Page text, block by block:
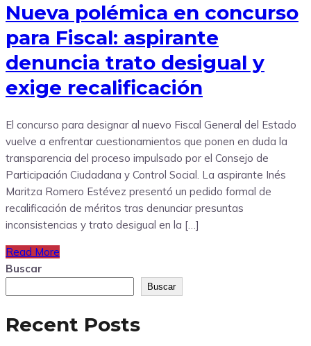
Nueva polémica en concurso
para Fiscal: aspirante
denuncia trato desigual y
exige recalificación
El concurso para designar al nuevo Fiscal General del Estado
vuelve a enfrentar cuestionamientos que ponen en duda la
transparencia del proceso impulsado por el Consejo de
Participación Ciudadana y Control Social. La aspirante Inés
Maritza Romero Estévez presentó un pedido formal de
recalificación de méritos tras denunciar presuntas
inconsistencias y trato desigual en la […]
Read More
Buscar
Buscar
Recent Posts